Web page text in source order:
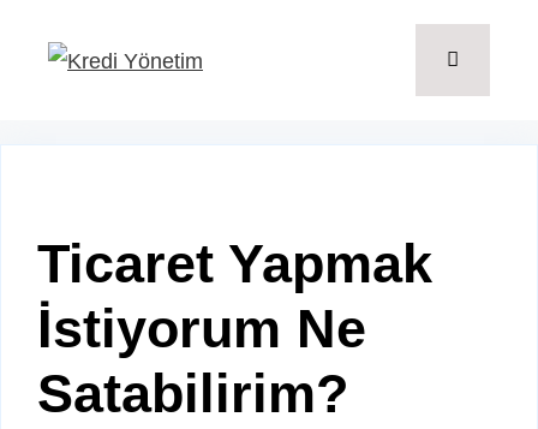
Ticaret Yapmak
İstiyorum Ne
Satabilirim?